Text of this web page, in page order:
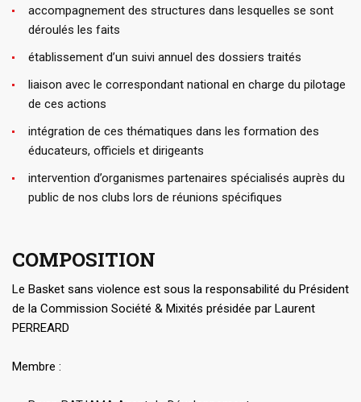
accompagnement des structures dans lesquelles se sont
déroulés les faits
établissement d’un suivi annuel des dossiers traités
liaison avec le correspondant national en charge du pilotage
de ces actions
intégration de ces thématiques dans les formation des
éducateurs, officiels et dirigeants
intervention d’organismes partenaires spécialisés auprès du
public de nos clubs lors de réunions spécifiques
COMPOSITION
Le Basket sans violence est sous la responsabilité du Président
de la Commission Société & Mixités présidée par Laurent
PERREARD
Membre :